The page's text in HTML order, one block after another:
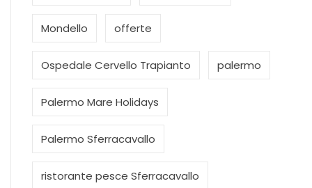
Mondello offerte
Ospedale Cervello Trapianto palermo
Palermo Mare Holidays
Palermo Sferracavallo
ristorante pesce Sferracavallo